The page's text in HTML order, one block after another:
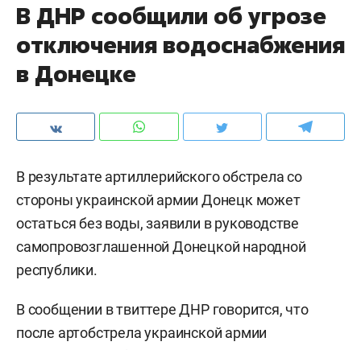
В ДНР сообщили об угрозе
отключения водоснабжения
в Донецке
В результате артиллерийского обстрела со
стороны украинской армии Донецк может
остаться без воды, заявили в руководстве
самопровозглашенной Донецкой народной
республики.
В сообщении в твиттере ДНР говорится, что
после артобстрела украинской армии